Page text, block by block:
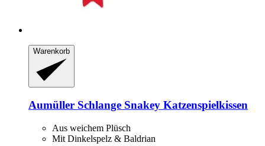
Warenkorb
Aumüller Schlange Snakey Katzenspielkissen
Aus weichem Plüsch
Mit Dinkelspelz & Baldrian